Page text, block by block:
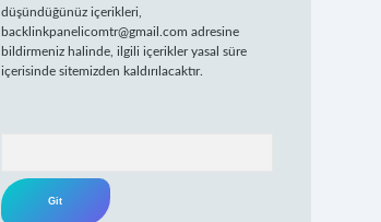
düşündüğünüz içerikleri,
backlinkpanelicomtr@gmail.com adresine
bildirmeniz halinde, ilgili içerikler yasal süre
içerisinde sitemizden kaldırılacaktır.